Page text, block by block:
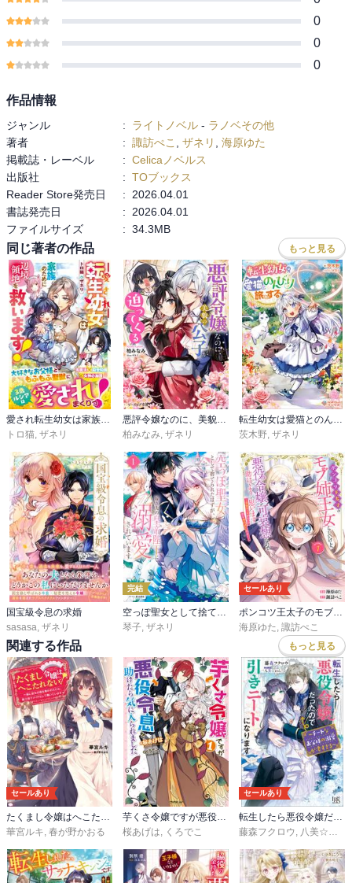
0
0
0
作品情報
ジャンル : ライトノベル - ラノベその他
著者
: 諏訪ぺこ ザネリ
海原ゆた
掲載誌・レーベル
: Celicaノベルス
出版社
: TOブックス
Reader Store発売日
:
2026.04.01
書誌発売日
:
2026.04.01
ファイルサイズ
: 34.3MB
同じ著者の作品 もっと見る
愛され転生幼女は家族のために辺境領地を救います！【電子限定SS付き】
トロ猫, ザネリ
悪評令嬢なのに、美貌の公子が迫ってくる
柏みなみ, ザネリ
転生幼女は愛猫とのんびり旅をする
茨木野, ザネリ
国宝級令息の求婚
sasasa ザネリ
完結
琴子 ザネリ
セールあり
海原ゆた 諏訪ぺこ
関連する作品 もっと見る
セールあり
たくまし令嬢はへこたれない！
華宮ルキ, 春が野かおる
芋くさ令嬢ですが悪役令息を助けたら気に入られました
桜あげは, くろでこ
セールあり
転生したら悪役令嬢だったので引きニートになります
藤森フクロウ, 八美☆わん